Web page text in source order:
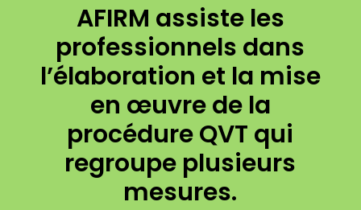
AFIRM assiste les
professionnels dans
l’élaboration et la mise
en œuvre de la
procédure QVT qui
regroupe plusieurs
mesures.